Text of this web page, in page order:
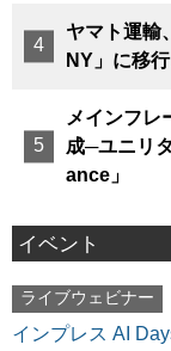
ヤマト運輸
NY」に移
メインフレ
成─ユニリ
ance」
イベント
ライブウェビナー
インプレス AI